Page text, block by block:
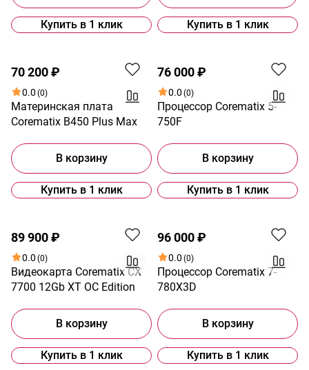
Купить в 1 клик Купить в 1 клик
70 200 ₽
0.0 (0)
Материнская плата
Corematix B450 Plus Max
В корзину
Купить в 1 клик
76 000 ₽
0.0 (0)
Процессор Corematix 5-
750F
В корзину
Купить в 1 клик
89 900 ₽
0.0 (0)
Видеокарта Corematix CX
7700 12Gb XT OC Edition
В корзину
Купить в 1 клик
96 000 ₽
0.0 (0)
Процессор Corematix 7-
780X3D
В корзину
Купить в 1 клик